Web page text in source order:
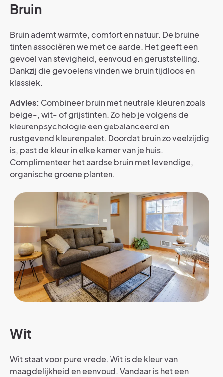
Bruin
Bruin ademt warmte, comfort en natuur. De bruine
tinten associëren we met de aarde. Het geeft een
gevoel van stevigheid, eenvoud en geruststelling.
Dankzij die gevoelens vinden we bruin tijdloos en
klassiek.
Advies: Combineer bruin met neutrale kleuren zoals
beige-, wit- of grijstinten. Zo heb je volgens de
kleurenpsychologie een gebalanceerd en
rustgevend kleurenpalet. Doordat bruin zo veelzijdig
is, past de kleur in elke kamer van je huis.
Complimenteer het aardse bruin met levendige,
organische groene planten.
Wit
Wit staat voor pure vrede. Wit is de kleur van
maagdelijkheid en eenvoud. Vandaar is het een